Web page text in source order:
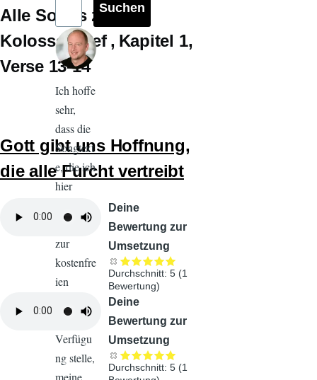
Alle Songs zu
Kolosserbrief
Kapitel 1
Verse 13-14
Gott gibt uns Hoffnung,
die alle Furcht vertreibt
Deine
Bewertung zur
Umsetzung
Durchschnitt:5 (1
Bewertung)
Deine
Bewertung zur
Umsetzung
Durchschnitt:5 (1
Ich hoffe
sehr,
dass die
Songtext
e, die ich
hier
liche und
zur
kostenfre
ien
zur
Verfügu
ng stelle,
meine